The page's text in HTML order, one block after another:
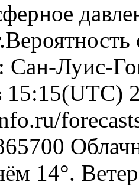
Луис-
15:15(UTC)
14°.